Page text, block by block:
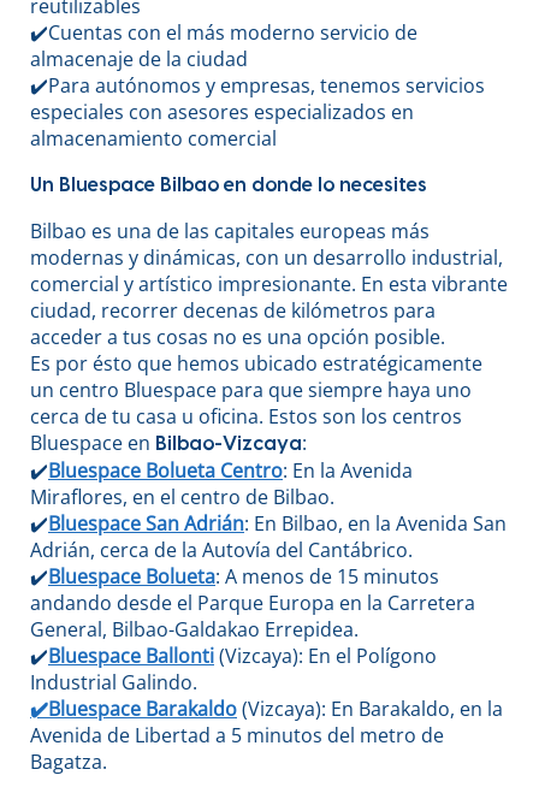
reutilizables
✔️Cuentas con el más moderno servicio de
almacenaje de la ciudad
✔️Para autónomos y empresas, tenemos servicios
especiales con asesores especializados en
almacenamiento comercial
Un Bluespace Bilbao en donde lo necesites
Bilbao es una de las capitales europeas más
modernas y dinámicas, con un desarrollo industrial,
comercial y artístico impresionante. En esta vibrante
ciudad, recorrer decenas de kilómetros para
acceder a tus cosas no es una opción posible.
Es por ésto que hemos ubicado estratégicamente
un centro Bluespace para que siempre haya uno
cerca de tu casa u oficina. Estos son los centros
Bluespace en Bilbao-Vizcaya:
✔️Bluespace Bolueta Centro: En la Avenida
Miraflores, en el centro de Bilbao.
✔️Bluespace San Adrián: En Bilbao, en la Avenida San
Adrián, cerca de la Autovía del Cantábrico.
✔️Bluespace Bolueta: A menos de 15 minutos
andando desde el Parque Europa en la Carretera
General, Bilbao-Galdakao Errepidea.
✔️Bluespace Ballonti(Vizcaya): En el Polígono
Industrial Galindo.
✔️Bluespace Barakaldo(Vizcaya): En Barakaldo, en la
Avenida de Libertad a 5 minutos del metro de
Bagatza.